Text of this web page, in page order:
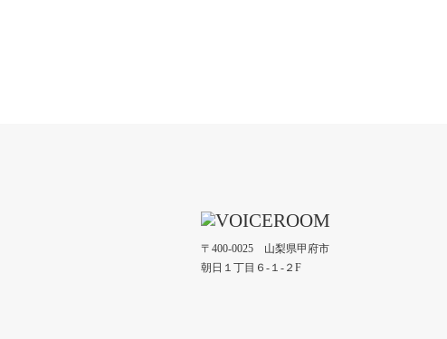
〒400-0025 山梨県甲府市
朝日１丁目６-１-２F